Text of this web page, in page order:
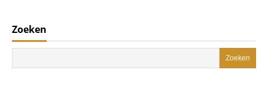
Zoeken